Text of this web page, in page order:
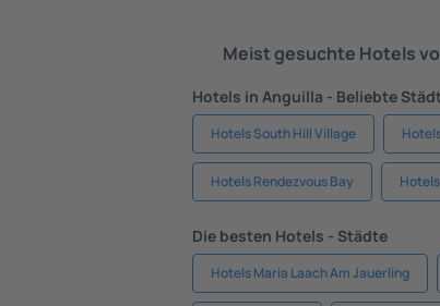
Meist gesuchte Hotels
Hotels in Anguilla - Beliebte
Hotels South Hill Village
Hotels Rendezvous Bay
Die besten Hotels - Städte
Hotels Maria Laach Am Jauerling